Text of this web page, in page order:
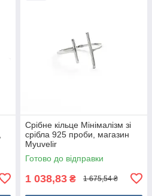
Срібне кільце Мінімалізм зі
срібла 925 проби, магазин
Myuvelir
Готово до відправки
1 038,83 ₴ 1 675,54 ₴